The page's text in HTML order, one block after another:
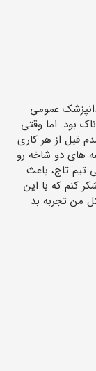
عمومی
بود. اما وقتی
قبل از هر کاری
های دو شاخه رو
تیم تاج، باعث
کنم که با این
من تجربه بد